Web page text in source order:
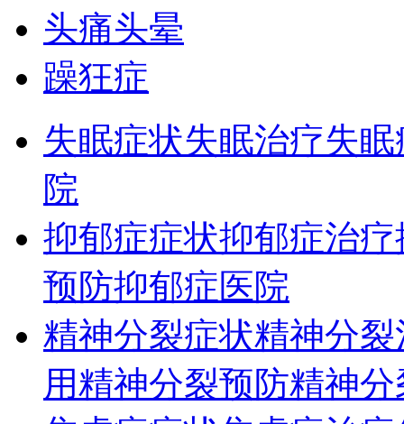
头痛头晕
躁狂症
失眠症状失眠治疗失
院
抑郁症症状抑郁症治疗
预防抑郁症医院
精神分裂症状精神分裂
用精神分裂预防精神